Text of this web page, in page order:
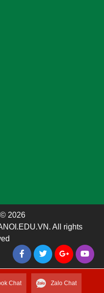
2026
All rights
Chat Zalo Chat